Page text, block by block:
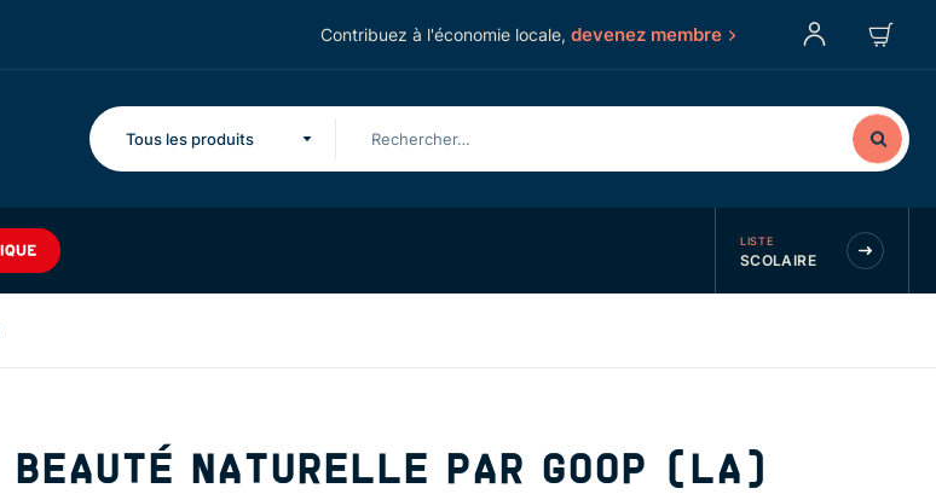
Contribuez à l'économie locale, devenez membre
Tous les produits
LISTE
SCOLAIRE
BEAUTÉ NATURELLE PAR GOOP (LA)